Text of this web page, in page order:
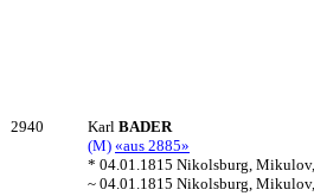
2940 Karl BADER
(M) «aus 2885»
* 04.01.1815 Nikolsburg,
~ 04.01.1815 Nikolsburg,